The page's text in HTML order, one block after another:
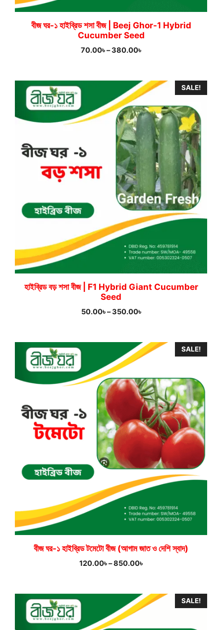
বীজ ঘর-১ হাইব্রিড শসা বীজ | Beej Ghor-1 Hybrid
Cucumber Seed
70.00৳–380.00৳Price
through
380.00৳
SALE!
হাইব্রিড বড় শসা বীজ | F1 Hybrid Giant Cucumber
Seed
50.00৳–350.00৳Price
through
350.00৳
SALE!
বীজ ঘর-১ হাইব্রিড টমেটো বীজ (আগাম জাত ও দেশি স্বাদ)
120.00৳–850.00৳Price
through
850.00৳
SALE!